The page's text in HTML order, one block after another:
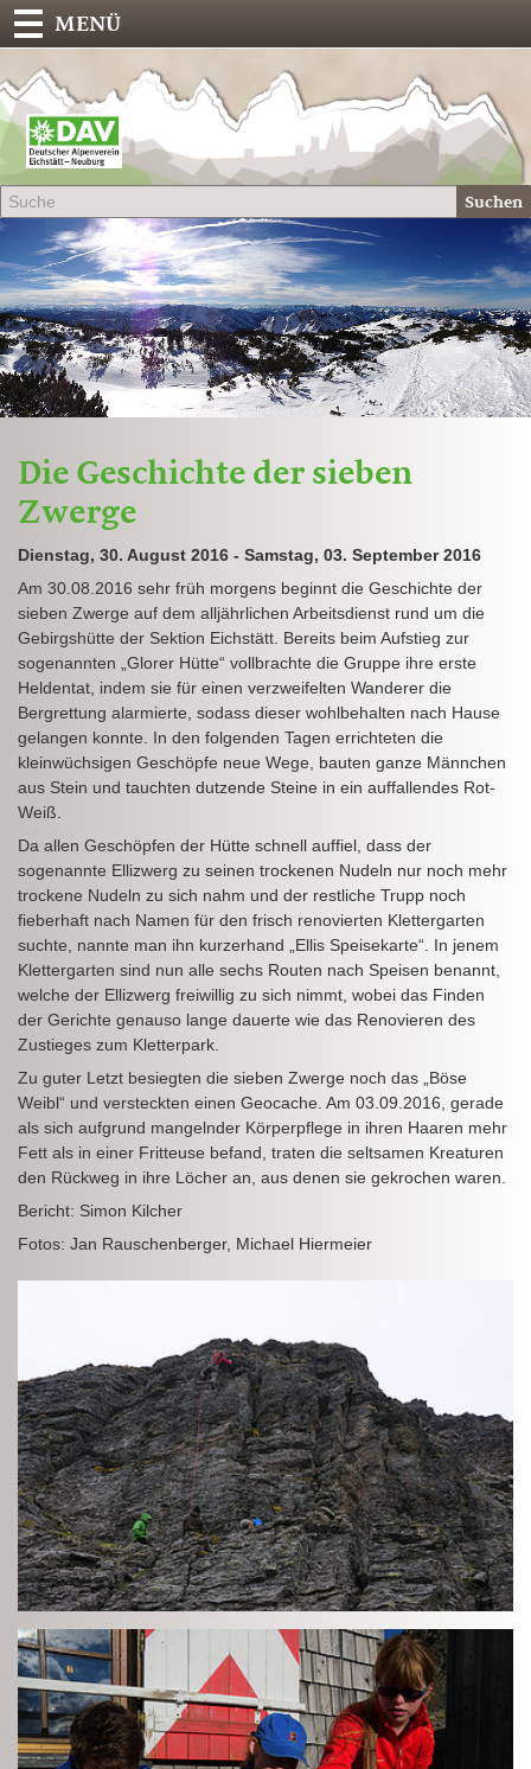
Suchen
MENÜ
Die Geschichte der sieben
Zwerge
Dienstag, 30. August 2016 - Samstag, 03. September 2016
Am 30.08.2016 sehr früh morgens beginnt die Geschichte der
sieben Zwerge auf dem alljährlichen Arbeitsdienst rund um die
Gebirgshütte der Sektion Eichstätt. Bereits beim Aufstieg zur
sogenannten „Glorer Hütte“ vollbrachte die Gruppe ihre erste
Heldentat, indem sie für einen verzweifelten Wanderer die
Bergrettung alarmierte, sodass dieser wohlbehalten nach Hause
gelangen konnte. In den folgenden Tagen errichteten die
kleinwüchsigen Geschöpfe neue Wege, bauten ganze Männchen
aus Stein und tauchten dutzende Steine in ein auffallendes Rot-
Weiß.
Da allen Geschöpfen der Hütte schnell auffiel, dass der
sogenannte Ellizwerg zu seinen trockenen Nudeln nur noch mehr
trockene Nudeln zu sich nahm und der restliche Trupp noch
fieberhaft nach Namen für den frisch renovierten Klettergarten
suchte, nannte man ihn kurzerhand „Ellis Speisekarte“. In jenem
Klettergarten sind nun alle sechs Routen nach Speisen benannt,
welche der Ellizwerg freiwillig zu sich nimmt, wobei das Finden
der Gerichte genauso lange dauerte wie das Renovieren des
Zustieges zum Kletterpark.
Zu guter Letzt besiegten die sieben Zwerge noch das „Böse
Weibl“ und versteckten einen Geocache. Am 03.09.2016, gerade
als sich aufgrund mangelnder Körperpflege in ihren Haaren mehr
Fett als in einer Fritteuse befand, traten die seltsamen Kreaturen
den Rückweg in ihre Löcher an, aus denen sie gekrochen waren.
Bericht: Simon Kilcher
Fotos: Jan Rauschenberger, Michael Hiermeier